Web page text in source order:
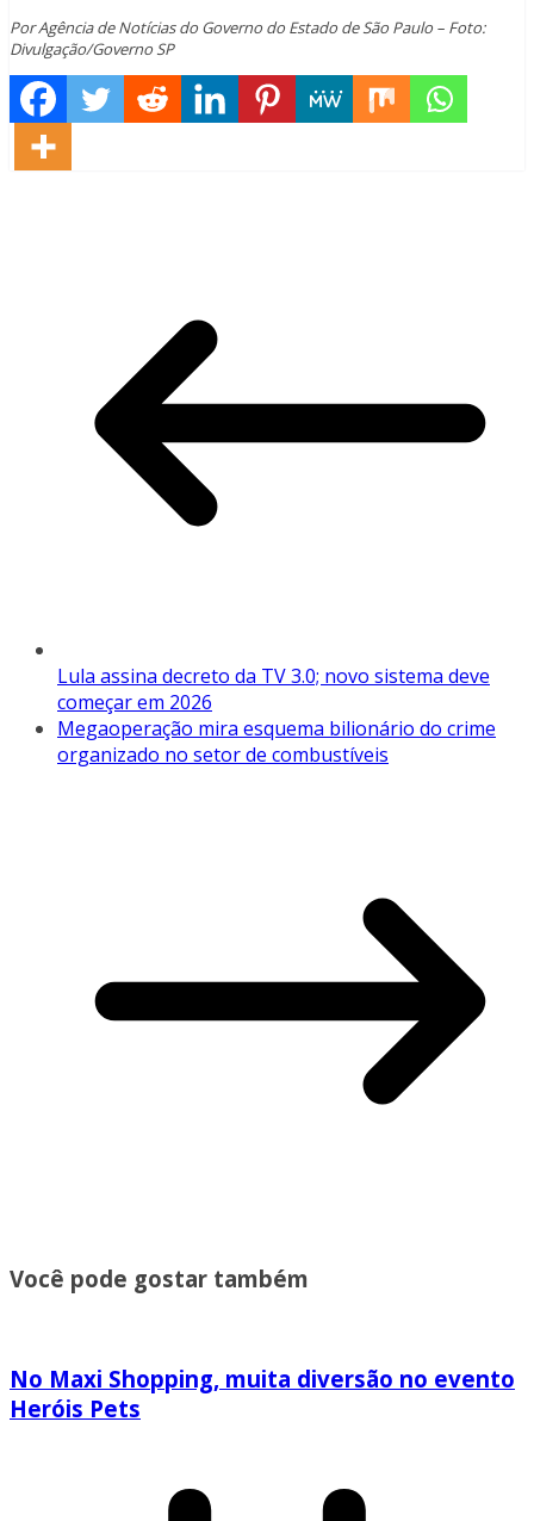
Por Agência de Notícias do Governo do Estado de São Paulo – Foto:
Divulgação/Governo SP
Lula assina decreto da TV 3.0; novo sistema deve
começar em 2026
Megaoperação mira esquema bilionário do crime
organizado no setor de combustíveis
Você pode gostar também
No Maxi Shopping, muita diversão no evento
Heróis Pets